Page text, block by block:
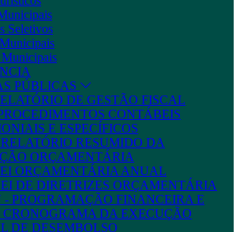
Seletivos
PÚBLICAS
DE GESTÃO FISCAL
CONTÁBEIS
E ESPECÍFICOS
RESUMIDO DA
ORÇAMENTÁRIA
ORÇAMENTÁRIA ANUAL
DE DIRETRIZES ORÇAMENTÁRIA
- PROGRAMAÇÃO FINANCEIRA E
CRONOGRAMA DA EXECUÇÃO
DE DESEMBOLSO